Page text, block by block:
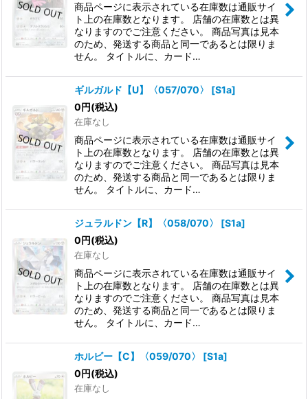
商品ページに表示されている在庫数は通販サイ
ト上の在庫数となります。 店舗の在庫数とは異
なりますのでご注意ください。 商品写真は見本
のため、発送する商品と同一であるとは限りま
せん。 タイトルに、カード…
ギルガルド【U】〈057/070〉 [S1a]
0円(税込)
在庫なし
商品ページに表示されている在庫数は通販サイ
ト上の在庫数となります。 店舗の在庫数とは異
なりますのでご注意ください。 商品写真は見本
のため、発送する商品と同一であるとは限りま
せん。 タイトルに、カード…
ジュラルドン【R】〈058/070〉 [S1a]
0円(税込)
在庫なし
商品ページに表示されている在庫数は通販サイ
ト上の在庫数となります。 店舗の在庫数とは異
なりますのでご注意ください。 商品写真は見本
のため、発送する商品と同一であるとは限りま
せん。 タイトルに、カード…
ホルビー【C】〈059/070〉 [S1a]
0円(税込)
在庫なし